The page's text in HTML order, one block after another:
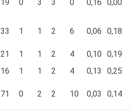
19 0 3 3 0 0,16 0,00
33 1 1 2 6 0,06 0,18
21 1 1 2 4 0,10 0,19
16 1 1 2 4 0,13 0,25
71 0 2 2 10 0,03 0,14